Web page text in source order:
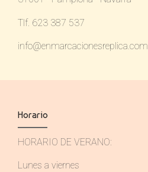
Tlf. 623 387 537
info@enmarcacionesreplica.com
Horario
HORARIO DE VERANO:
Lunes a viernes